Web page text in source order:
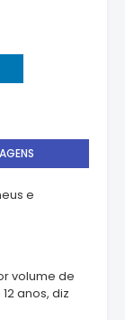
e
volume de
anos, diz